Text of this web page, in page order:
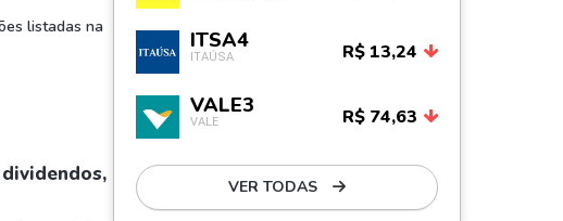
listadas na
ITSA4
ITAÚSA R$ 13,24
VALE3
VALE R$ 74,63
VER TODAS